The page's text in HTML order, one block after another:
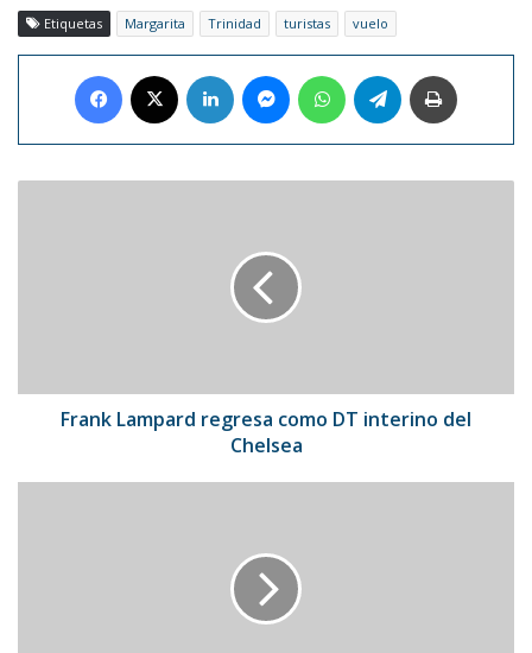
Etiquetas Margarita Trinidad turistas vuelo
Facebook LinkedIn MessengerWhatsAppTelegram
Frank Lampard regresa como DT interino del
Chelsea